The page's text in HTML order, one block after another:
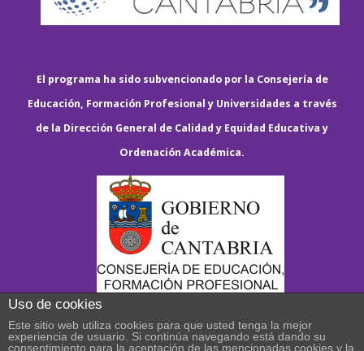
El programa ha sido subvencionado por la Consejería de
Educación, Formación Profesional y Universidades a través
de la Dirección General de Calidad y Equidad Educativa y
Ordenación Académica.
Uso de cookies
Este sitio web utiliza cookies para que usted tenga la mejor
experiencia de usuario. Si continúa navegando está dando su
consentimiento para la aceptación de las mencionadas cookies y la